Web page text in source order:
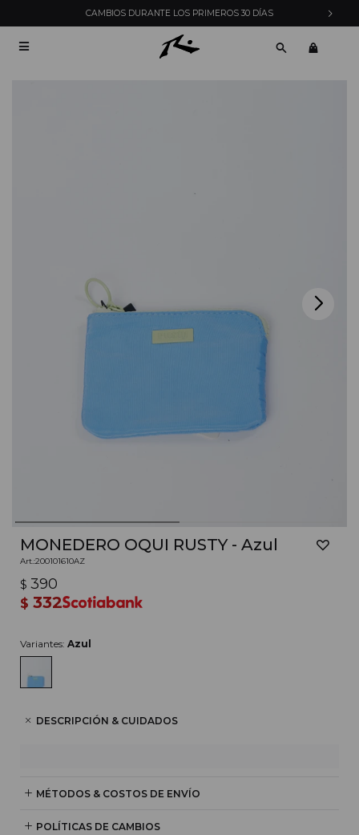
CAMBIOS DURANTE LOS PRIMEROS 30 DÍAS

MONEDERO OQUI RUSTY - Azul
200101610AZ
$ 390
$ 332
Variantes: Azul
DESCRIPCIÓN & CUIDADOS
MÉTODOS & COSTOS DE ENVÍO
POLÍTICAS DE CAMBIOS